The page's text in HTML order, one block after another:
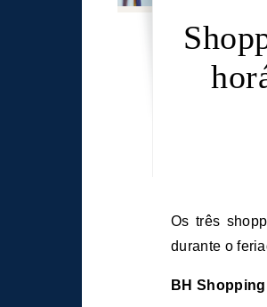
Os três shoppings da Multiplan em Belo Horizonte terão funcionamento diferenciado
durante o
BH Shopping